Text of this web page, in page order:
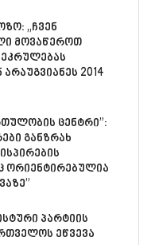
„ჩვენ
მოვაწეროთ
2014
ცენტრი”:
განზრახ
ორიენტირებულია
პარტიის
ეწვევა